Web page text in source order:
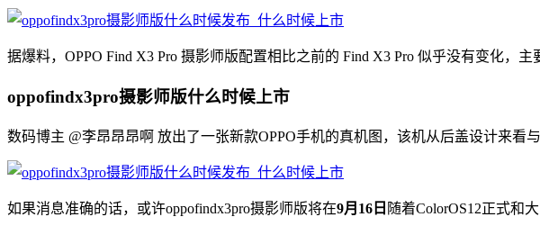
据爆料，OPPO Find X3 Pro 摄影师版配置相比之前的 Find X3 Pro 似乎没有变化，
oppofindx3pro摄影师版什么时候上市
数码博主 @李昂昂昂啊 放出了一张新款OPPO手机的真机图，该机从后盖设计来看
如果消息准确的话，或许oppofindx3pro摄影师版将在9月16日 随着ColorOS12正式和